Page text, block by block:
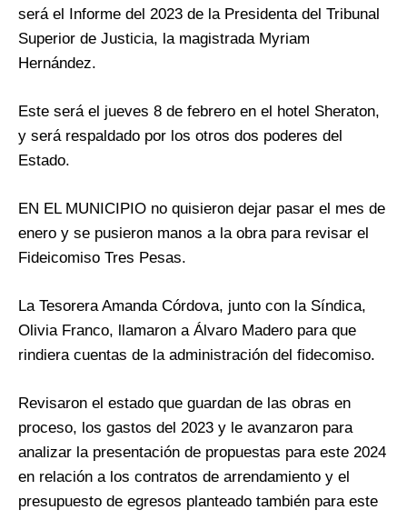
será el Informe del 2023 de la Presidenta del Tribunal
Superior de Justicia, la magistrada Myriam
Hernández.
Este será el jueves 8 de febrero en el hotel Sheraton,
y será respaldado por los otros dos poderes del
Estado.
EN EL MUNICIPIO no quisieron dejar pasar el mes de
enero y se pusieron manos a la obra para revisar el
Fideicomiso Tres Pesas.
La Tesorera Amanda Córdova, junto con la Síndica,
Olivia Franco, llamaron a Álvaro Madero para que
rindiera cuentas de la administración del fidecomiso.
Revisaron el estado que guardan de las obras en
proceso, los gastos del 2023 y le avanzaron para
analizar la presentación de propuestas para este 2024
en relación a los contratos de arrendamiento y el
presupuesto de egresos planteado también para este